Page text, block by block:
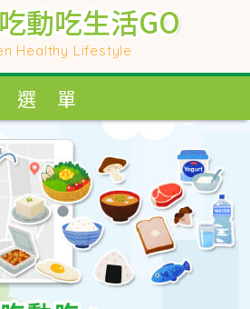
動吃生活GO
Healthy Lifestyle
動吃生活GO
選 單
動吃生活GO
Healthy Lifestyle
動吃生活GO
選 單